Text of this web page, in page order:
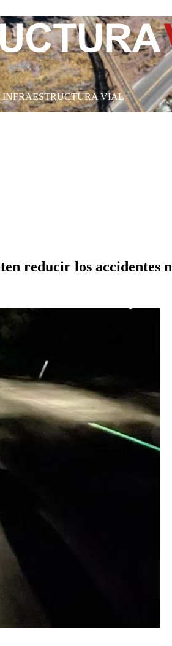
VIAL
reducir los accidentes